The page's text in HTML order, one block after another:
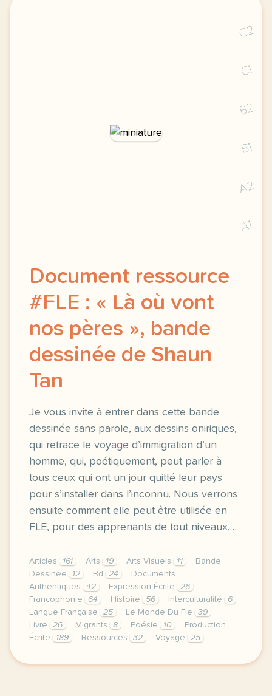
C2
C1
B2
B1
A2
A1
Document ressource
#FLE : « Là où vont
nos pères », bande
dessinée de Shaun
Tan
Je vous invite à entrer dans cette bande
dessinée sans parole, aux dessins oniriques,
qui retrace le voyage d’immigration d’un
homme, qui, poétiquement, peut parler à
tous ceux qui ont un jour quitté leur pays
pour s’installer dans l’inconnu. Nous verrons
ensuite comment elle peut être utilisée en
FLE, pour des apprenants de tout niveaux,…
Articles 161 Arts 19 Arts Visuels 11
Bande
Dessinée
12 Bd 24
Documents
Authentiques
42 Expression Écrite
26
Francophonie
64 Histoire 56 Interculturalité
6
Langue Française
25 Le Monde Du Fle
39
Livre
26 Migrants 8 Poésie 10
Production
Écrite
189 Ressources 32 Voyage 25
je vous invite a entrer dans cette bande